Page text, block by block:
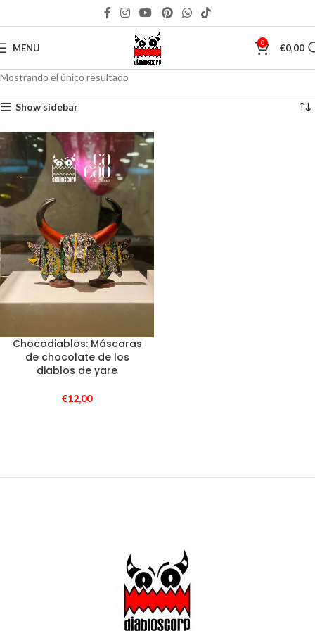
MENU 0 €0,00
Mostrando el único resultado
Show sidebar
Chocodiablos: Máscaras
de chocolate de los
diablos de yare
€12,00